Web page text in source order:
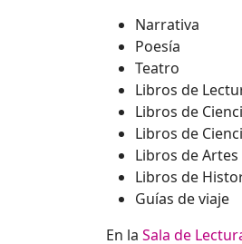
Narrativa
Poesía
Teatro
Libros de
Libros de
Libros de
Libros de
Libros de
Guías de viaje
En la Sala de